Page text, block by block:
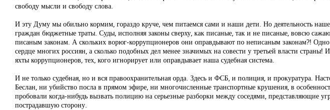
свободу мысли и свободу слова.
И эту Думу мы обильно кормим, гораздо круче, чем питаемся сами и наши дети. Но деятельность
граждан бюджетные траты. Суды, исполняя законы сверху, как писаные, так и не писаные, вовсю
писаным законам. А скольких ворюг-коррупционеров они оправдывают по неписаным законам?!
сердце многих россиян, а сколько подобных дел менее значимых на совести у третьей власти
яхты коррупционеров, тех, кого игнорирует или оправдывает наша судебная система.
И не только судебная, но и вся правоохранительная орда. Здесь и ФСБ, и полиция, и прокуратура.
Беслан, ни убийство посла в прямом эфире, ни многочисленные транспортные крушения, в
пробовали когда-нибудь вызвать полицию на серьезные разборки между соседями, представляющие
пострадавшую сторону.